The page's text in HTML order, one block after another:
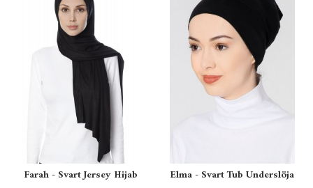
Farah - Svart Jersey Hijab Elma - Svart Tub Underslöja